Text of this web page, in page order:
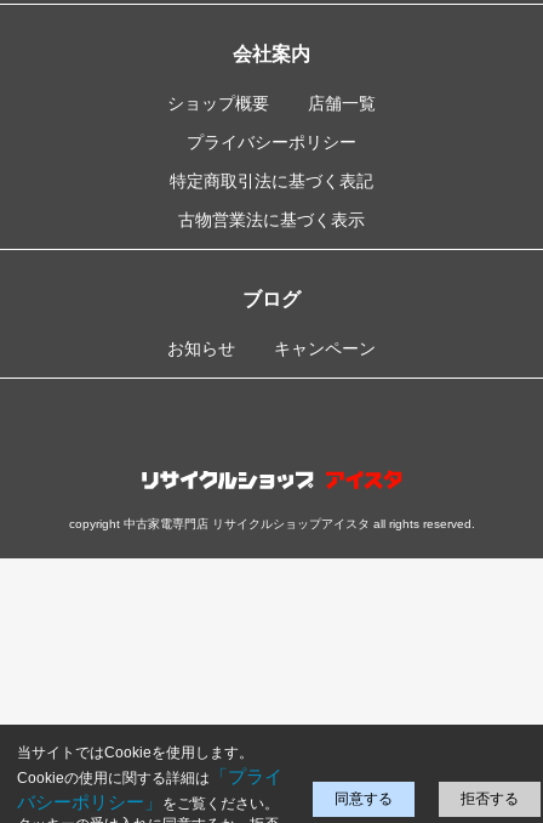
当サイトではCookieを使用します。
Cookieの使用に関する詳細は
「プライ
バシーポリシー」
をご覧ください。
同意する 拒否する
会社案内
ショップ概要
店舗一覧
プライバシーポリシー
特定商取引法に基づく表記
古物営業法に基づく表示
ブログ
お知らせ キャンペーン
copyright 中古家電専門店 リサイクルショップアイスタ all rights reserved.